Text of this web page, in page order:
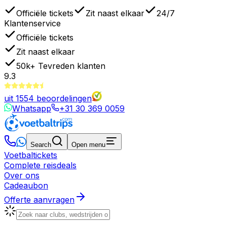
Officiële tickets Zit naast elkaar
24/7
Klantenservice
Officiële tickets
Zit naast elkaar
50k+ Tevreden klanten
9.3
uit 1554 beoordelingen
Whatsapp
+31 30 369 0059
Search Open menu
Voetbaltickets
Complete reisdeals
Over ons
Cadeaubon
Offerte aanvragen